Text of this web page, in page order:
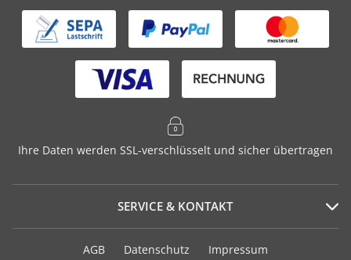
Ihre Daten werden SSL-verschlüsselt und sicher übertragen
SERVICE & KONTAKT
Serviceportal
AGB Datenschutz Impressum